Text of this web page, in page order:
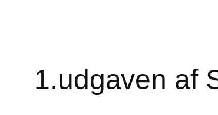
1.udgaven af